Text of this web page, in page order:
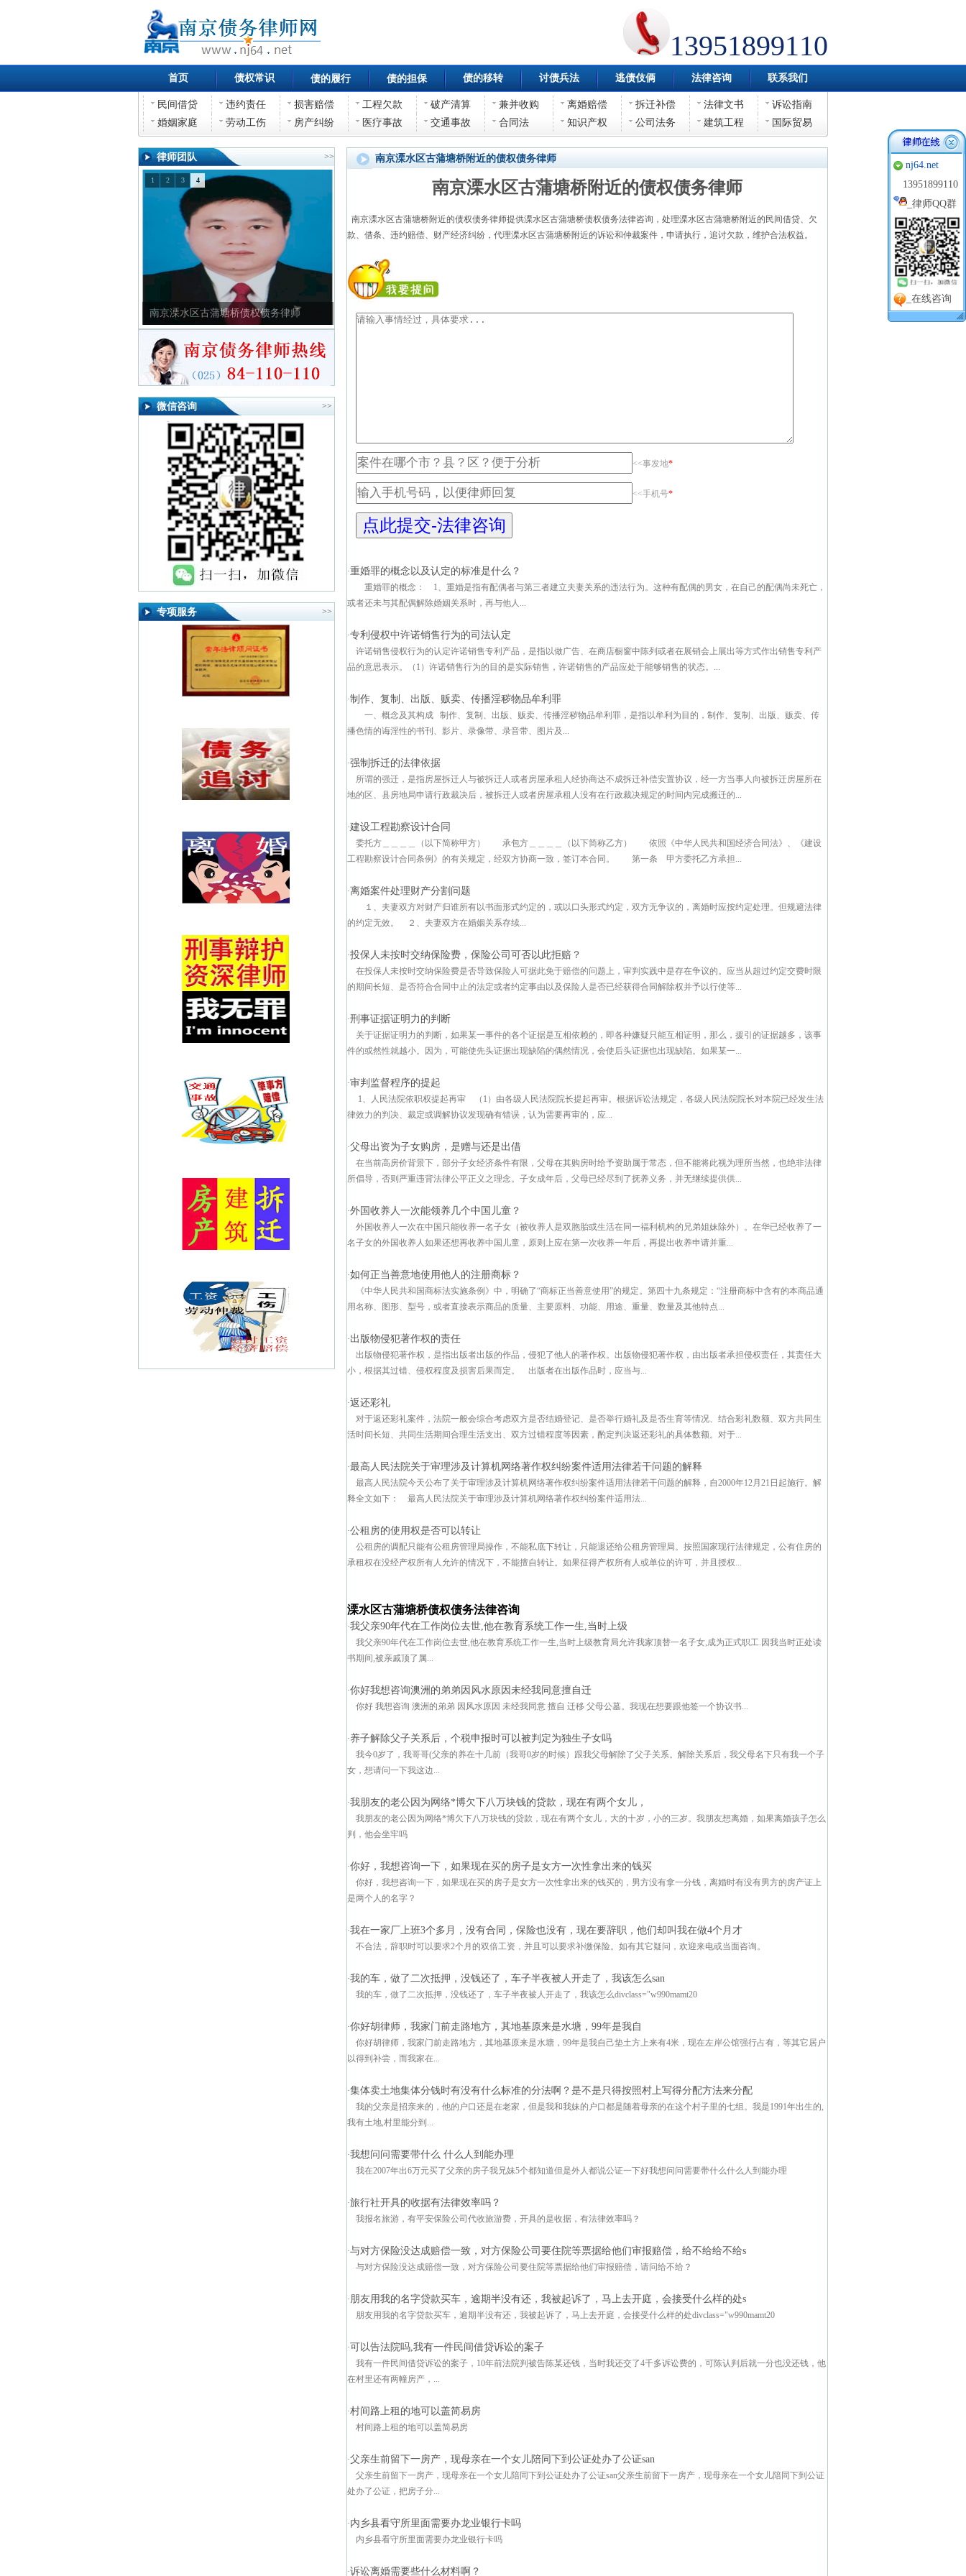
13951899110
首页 债权常识 债的履行 债的担保 债的移转 讨债兵法 逃债伎俩 法律咨询 联系我们
民间借贷 违约责任 损害赔偿 工程欠款 破产清算 兼并收购 离婚赔偿 拆迁补偿 法律文书
诉讼指南
婚姻家庭
劳动工伤 房产纠纷 医疗事故 交通事故 合同法 知识产权 公司法务 建筑工程 国际贸易
律师团队 >>
南京溧水区古蒲塘桥债权债务律师
1 2 3 4
微信咨询 >>
专项服务 >>
南京溧水区古蒲塘桥附近的债权债务律师
南京溧水区古蒲塘桥附近的债权债务律师
南京溧水区古蒲塘桥附近的债权债务律师提供溧水区古蒲塘桥债权债务法律咨询，处理溧水区古蒲塘桥附近的民间借贷、欠
款、借条、违约赔偿、财产经济纠纷，代理溧水区古蒲塘桥附近的诉讼和仲裁案件，申请执行，追讨欠款，维护合法权益。
<<事发地*
<<手机号*
·重婚罪的概念以及认定的标准是什么？
重婚罪的概念： 1、重婚是指有配偶者与第三者建立夫妻关系的违法行为。这种有配偶的男女，在自己的配偶尚未死亡，
或者还未与其配偶解除婚姻关系时，再与他人...
·专利侵权中许诺销售行为的司法认定
许诺销售侵权行为的认定许诺销售专利产品，是指以做广告、在商店橱窗中陈列或者在展销会上展出等方式作出销售专利产
品的意思表示。（1）许诺销售行为的目的是实际销售，许诺销售的产品应处于能够销售的状态。...
·制作、复制、出版、贩卖、传播淫秽物品牟利罪
一、概念及其构成 制作、复制、出版、贩卖、传播淫秽物品牟利罪，是指以牟利为目的，制作、复制、出版、贩卖、传
播色情的诲淫性的书刊、影片、录像带、录音带、图片及...
·强制拆迁的法律依据
所谓的强迁，是指房屋拆迁人与被拆迁人或者房屋承租人经协商达不成拆迁补偿安置协议，经一方当事人向被拆迁房屋所在
地的区、县房地局申请行政裁决后，被拆迁人或者房屋承租人没有在行政裁决规定的时间内完成搬迁的...
·建设工程勘察设计合同
委托方＿＿＿＿（以下简称甲方） 承包方＿＿＿＿（以下简称乙方） 依照《中华人民共和国经济合同法》、《建设
工程勘察设计合同条例》的有关规定，经双方协商一致，签订本合同。 第一条 甲方委托乙方承担...
·离婚案件处理财产分割问题
１、夫妻双方对财产归谁所有以书面形式约定的，或以口头形式约定，双方无争议的，离婚时应按约定处理。但规避法律
的约定无效。 ２、夫妻双方在婚姻关系存续...
·投保人未按时交纳保险费，保险公司可否以此拒赔？
在投保人未按时交纳保险费是否导致保险人可据此免于赔偿的问题上，审判实践中是存在争议的。应当从超过约定交费时限
的期间长短、是否符合合同中止的法定或者约定事由以及保险人是否已经获得合同解除权并予以行使等...
·刑事证据证明力的判断
关于证据证明力的判断，如果某一事件的各个证据是互相依赖的，即各种嫌疑只能互相证明，那么，援引的证据越多，该事
件的或然性就越小。因为，可能使先头证据出现缺陷的偶然情况，会使后头证据也出现缺陷。如果某一...
·审判监督程序的提起
1、人民法院依职权提起再审 （1）由各级人民法院院长提起再审。根据诉讼法规定，各级人民法院院长对本院已经发生法
律效力的判决、裁定或调解协议发现确有错误，认为需要再审的，应...
·父母出资为子女购房，是赠与还是出借
在当前高房价背景下，部分子女经济条件有限，父母在其购房时给予资助属于常态，但不能将此视为理所当然，也绝非法律
所倡导，否则严重违背法律公平正义之理念。子女成年后，父母已经尽到了抚养义务，并无继续提供供...
·外国收养人一次能领养几个中国儿童？
外国收养人一次在中国只能收养一名子女（被收养人是双胞胎或生活在同一福利机构的兄弟姐妹除外）。在华已经收养了一
名子女的外国收养人如果还想再收养中国儿童，原则上应在第一次收养一年后，再提出收养申请并重...
·如何正当善意地使用他人的注册商标？
《中华人民共和国商标法实施条例》中，明确了“商标正当善意使用”的规定。第四十九条规定：“注册商标中含有的本商品通
用名称、图形、型号，或者直接表示商品的质量、主要原料、功能、用途、重量、数量及其他特点...
·出版物侵犯著作权的责任
出版物侵犯著作权，是指出版者出版的作品，侵犯了他人的著作权。出版物侵犯著作权，由出版者承担侵权责任，其责任大
小，根据其过错、侵权程度及损害后果而定。 出版者在出版作品时，应当与...
·返还彩礼
对于返还彩礼案件，法院一般会综合考虑双方是否结婚登记、是否举行婚礼及是否生育等情况、结合彩礼数额、双方共同生
活时间长短、共同生活期间合理生活支出、双方过错程度等因素，酌定判决返还彩礼的具体数额。对于...
·最高人民法院关于审理涉及计算机网络著作权纠纷案件适用法律若干问题的解释
最高人民法院今天公布了关于审理涉及计算机网络著作权纠纷案件适用法律若干问题的解释，自2000年12月21日起施行。解
释全文如下： 最高人民法院关于审理涉及计算机网络著作权纠纷案件适用法...
·公租房的使用权是否可以转让
公租房的调配只能有公租房管理局操作，不能私底下转让，只能退还给公租房管理局。按照国家现行法律规定，公有住房的
承租权在没经产权所有人允许的情况下，不能擅自转让。如果征得产权所有人或单位的许可，并且授权...
溧水区古蒲塘桥债权债务法律咨询
·我父亲90年代在工作岗位去世,他在教育系统工作一生,当时上级
我父亲90年代在工作岗位去世,他在教育系统工作一生,当时上级教育局允许我家顶替一名子女,成为正式职工.因我当时正处读
书期间,被亲戚顶了属...
·你好我想咨询澳洲的弟弟因风水原因未经我同意擅自迁
你好 我想咨询 澳洲的弟弟 因风水原因 未经我同意 擅自 迁移 父母公墓。我现在想要跟他签一个协议书...
·养子解除父子关系后，个税申报时可以被判定为独生子女吗
我今0岁了，我哥哥(父亲的养在十几前（我哥0岁的时候）跟我父母解除了父子关系。解除关系后，我父母名下只有我一个子
女，想请问一下我这边...
·我朋友的老公因为网络*博欠下八万块钱的贷款，现在有两个女儿，
我朋友的老公因为网络*博欠下八万块钱的贷款，现在有两个女儿，大的十岁，小的三岁。我朋友想离婚，如果离婚孩子怎么
判，他会坐牢吗
·你好，我想咨询一下，如果现在买的房子是女方一次性拿出来的钱买
你好，我想咨询一下，如果现在买的房子是女方一次性拿出来的钱买的，男方没有拿一分钱，离婚时有没有男方的房产证上
是两个人的名字？
·我在一家厂上班3个多月，没有合同，保险也没有，现在要辞职，他们却叫我在做4个月才
不合法，辞职时可以要求2个月的双倍工资，并且可以要求补缴保险。如有其它疑问，欢迎来电或当面咨询。
·我的车，做了二次抵押，没钱还了，车子半夜被人开走了，我该怎么san
我的车，做了二次抵押，没钱还了，车子半夜被人开走了，我该怎么divclass="w990mamt20
·你好胡律师，我家门前走路地方，其地基原来是水塘，99年是我自
你好胡律师，我家门前走路地方，其地基原来是水塘，99年是我自己垫土方上来有4米，现在左岸公馆强行占有，等其它居户
以得到补尝，而我家在...
·集体卖土地集体分钱时有没有什么标准的分法啊？是不是只得按照村上写得分配方法来分配
我的父亲是招亲来的，他的户口还是在老家，但是我和我妹的户口都是随着母亲的在这个村子里的七组。我是1991年出生的,
我有土地,村里能分到...
·我想问问需要带什么 什么人到能办理
我在2007年出6万元买了父亲的房子我兄妹5个都知道但是外人都说公证一下好我想问问需要带什么什么人到能办理
·旅行社开具的收据有法律效率吗？
我报名旅游，有平安保险公司代收旅游费，开具的是收据，有法律效率吗？
·与对方保险没达成赔偿一致，对方保险公司要住院等票据给他们审报赔偿，给不给给不给s
与对方保险没达成赔偿一致，对方保险公司要住院等票据给他们审报赔偿，请问给不给？
· 朋友用我的名字贷款买车，逾期半没有还，我被起诉了，马上去开庭，会接受什么样的处s
朋友用我的名字贷款买车，逾期半没有还，我被起诉了，马上去开庭，会接受什么样的处divclass="w990mamt20
·可以告法院吗,我有一件民间借贷诉讼的案子
我有一件民间借贷诉讼的案子，10年前法院判被告陈某还钱，当时我还交了4千多诉讼费的，可陈认判后就一分也没还钱，他
在村里还有两幢房产，...
·村间路上租的地可以盖简易房
村间路上租的地可以盖简易房
·父亲生前留下一房产，现母亲在一个女儿陪同下到公证处办了公证san
父亲生前留下一房产，现母亲在一个女儿陪同下到公证处办了公证san父亲生前留下一房产，现母亲在一个女儿陪同下到公证
处办了公证，把房子分...
·内乡县看守所里面需要办龙业银行卡吗
内乡县看守所里面需要办龙业银行卡吗
·诉讼离婚需要些什么材料啊？
nj64.net
13951899110
_ 律师QQ群
_在线咨询